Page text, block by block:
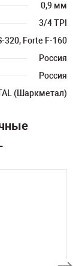
0,9 мм
3/4 TPI
320, Forte F-160
Россия
Россия
(Шаркметал)